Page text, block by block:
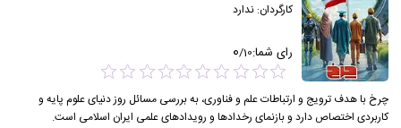
کارگردان:ندارد
رای شما: 0/10
چرخ با هدف ترویج و ارتباطات علم و فناوری، به بررسی مسائل روز دنیای علوم پایه و
کاربردی اختصاص دارد و بازنمای رخدادها و رویدادهای علمی ایران اسلامی‌ است.